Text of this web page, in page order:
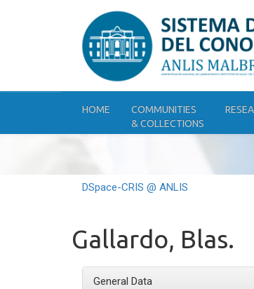
HOME
COMMUNITIES
& COLLECTIONS
DSpace-CRIS @ ANLIS
Gallardo, Blas.
General Data